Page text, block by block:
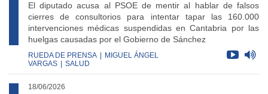
El diputado acusa al PSOE de mentir al hablar de falsos
cierres de consultorios para intentar tapar las 160.000
intervenciones médicas suspendidas en Cantabria por las
huelgas causadas por el Gobierno de Sánchez
RUEDA DE PRENSA
MIGUEL ÁNGEL
VARGAS
SALUD
18/06/2026